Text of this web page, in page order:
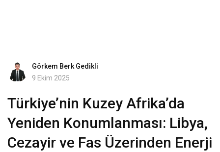
Görkem Berk Gedikli
9 Ekim 2025
Türkiye’nin Kuzey Afrika’da
Yeniden Konumlanması: Libya,
Cezayir ve Fas Üzerinden Enerji